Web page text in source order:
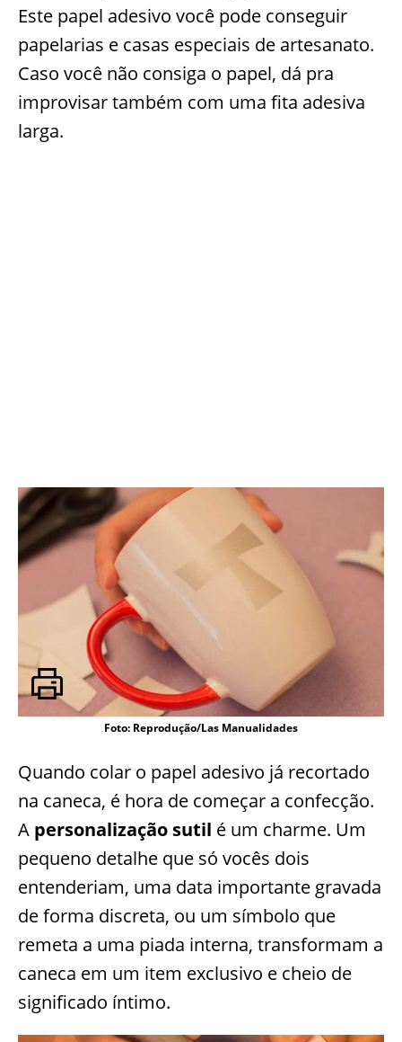
Este papel adesivo você pode conseguir
papelarias e casas especiais de artesanato.
Caso você não consiga o papel, dá pra
improvisar também com uma fita adesiva
larga.
Foto: Reprodução/Las Manualidades
Quando colar o papel adesivo já recortado
na caneca, é hora de começar a confecção.
A personalização sutil é um charme. Um
pequeno detalhe que só vocês dois
entenderiam, uma data importante gravada
de forma discreta, ou um símbolo que
remeta a uma piada interna, transformam a
caneca em um item exclusivo e cheio de
significado íntimo.